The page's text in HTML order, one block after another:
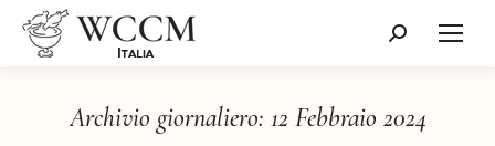
Cerca:
Archivio giornaliero: 12 Febbraio 2024